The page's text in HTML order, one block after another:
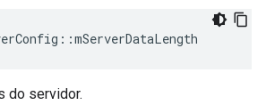
::mServerDataLength
do servidor.